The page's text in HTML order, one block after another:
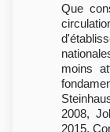
Que
moins
2008,
2015,